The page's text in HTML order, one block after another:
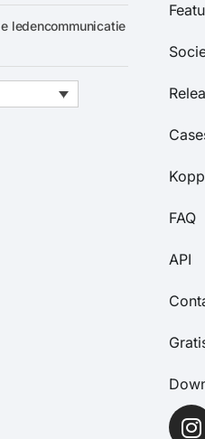
ledencommunicatie
FAQ
API